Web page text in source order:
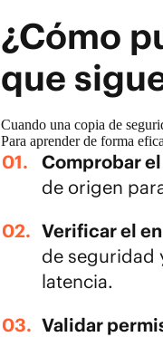
¿Cómo
que
Cuando una copia de
Para aprender de forma
Comprobar
de origen
Verificar el
de seguridad
latencia.
Validar